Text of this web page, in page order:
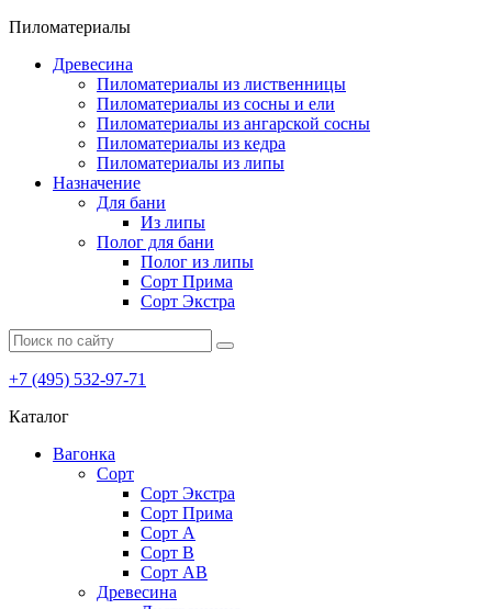
Пиломатериалы
Древесина
Пиломатериалы из лиственницы
Пиломатериалы из сосны и ели
Пиломатериалы из ангарской сосны
Пиломатериалы из кедра
Пиломатериалы из липы
Назначение
Для бани
Из липы
Полог для бани
Полог из липы
Сорт Прима
Сорт Экстра
+7 (495) 532-97-71
Каталог
Вагонка
Сорт
Сорт Экстра
Сорт Прима
Сорт A
Сорт В
Сорт AB
Древесина